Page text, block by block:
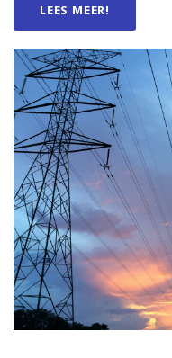
LEES MEER!